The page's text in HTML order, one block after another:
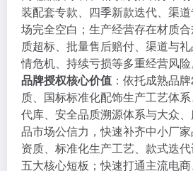
装配套专款、四季新款迭代、渠
场完全空白；生产经营存在材质
质超标、批量售后赔付、渠道与
情危机、持续亏损等多重经营风险
品牌授权核心价值 ：依托成熟品
质、国标标准化配饰生产工艺体
代库、安全品质溯源体系与大众
品市场公信力，快速补齐中小厂
资质、标准化生产工艺、款式迭
五大核心短板；快速打通主流电